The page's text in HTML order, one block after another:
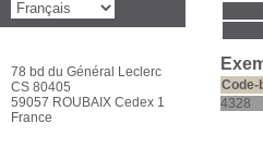
Code-
4328
78 bd du Général Leclerc
CS 80405
59057 ROUBAIX Cedex 1
France